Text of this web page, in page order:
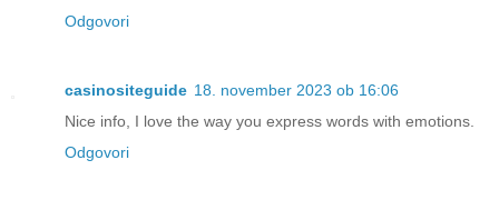
Odgovori
casinositeguide 18. november 2023 ob 16:06
Nice info, I love the way you express words with emotions.
Odgovori